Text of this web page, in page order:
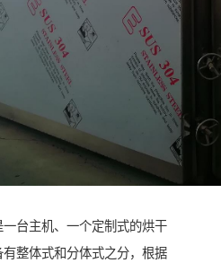
台主机、一个定制式的烘干
整体式和分体式之分，根据